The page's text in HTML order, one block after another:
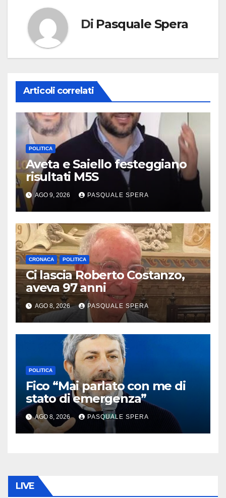
Di Pasquale Spera
Articoli correlati
POLITICA
Aveta e Saiello festeggiano
risultati M5S
AGO 9, 2026 PASQUALE SPERA
CRONACA POLITICA
Ci lascia Roberto Costanzo,
aveva 97 anni
AGO 8, 2026 PASQUALE SPERA
POLITICA
Fico “Mai parlato con me di
stato di emergenza”
AGO 8, 2026 PASQUALE SPERA
LIVE